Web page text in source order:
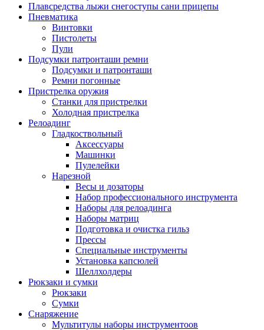
Плавсредства лыжи снегоступы сани прицепы
Пневматика
Винтовки
Пистолеты
Пули
Подсумки патронташи ремни
Подсумки и патронташи
Ремни погонные
Пристрелка оружия
Станки для пристрелки
Холодная пристрелка
Релоадинг
Гладкоствольный
Аксессуары
Машинки
Пулелейки
Нарезной
Весы и дозаторы
Набор профессионального инструмента
Наборы для релоадинга
Наборы матриц
Подготовка и очистка гильз
Прессы
Специальные инструменты
Установка капсюлей
Шеллхолдеры
Рюкзаки и сумки
Рюкзаки
Сумки
Снаряжение
Мультитулы наборы инструментоов